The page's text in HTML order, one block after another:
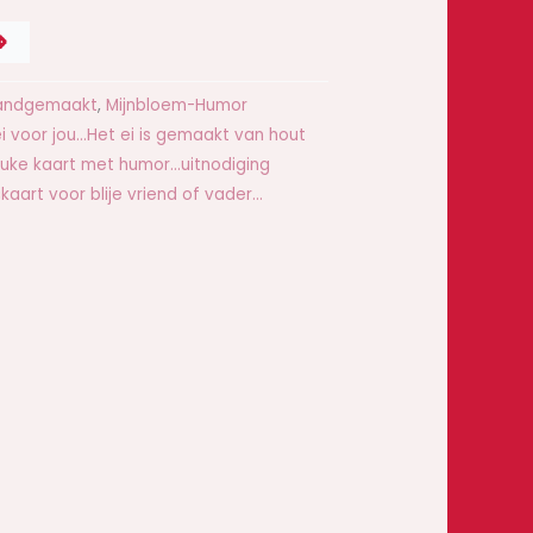
, Mijnbloem-Humor
voor jou...Het ei is gemaakt van hout
kaart met humor...uitnodiging
voor blije vriend of vader...